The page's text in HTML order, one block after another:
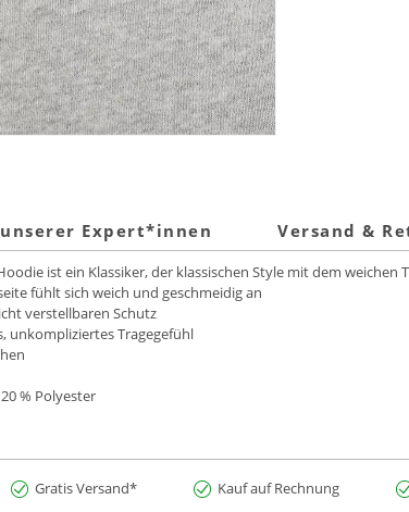
Expert*innen Versand &
ist ein Klassiker, der klassischen Style mit dem
fühlt sich weich und geschmeidig an
verstellbaren Schutz
unkompliziertes Tragegefühl
% Polyester
Gratis Versand* Kauf auf Rechnung